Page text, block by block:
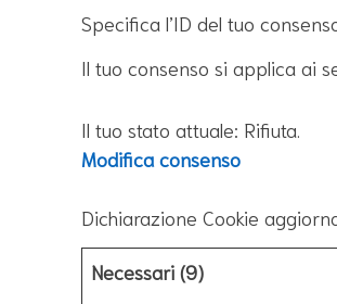
Specifica l’ID del tuo
Il tuo consenso si applica ai
Il tuo stato attuale: Rifiuta.
Modifica consenso
Dichiarazione Cookie
Necessari (9)